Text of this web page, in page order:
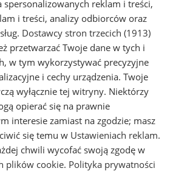
online (1)
spersonalizowanych reklam i treści,
i treści, analizy odbiorców oraz
Dostawcy stron trzecich (1913)
przetwarzać Twoje dane w tych i
w tym wykorzystywać precyzyjne
i cechy urządzenia. Twoje
wyłącznie tej witryny. Niektórzy
opierać się na prawnie
interesie zamiast na zgodzie; masz
się temu w Ustawieniach reklam.
chwili wycofać swoją zgodę w
plików cookie. Polityka prywatności